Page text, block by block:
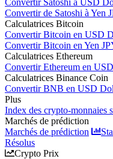
Convertir Satoshi à USD
Convertir de Satoshi à Yen
Calculatrices Bitcoin
Convertir Bitcoin en USD
Convertir Bitcoin en Yen
Calculatrices Ethereum
Convertir Ethereum en
Calculatrices Binance Coin
Convertir BNB en USD
Plus
Index des crypto-monnaies
Marchés de prédiction
Marchés de prédiction
Résolus
Crypto Prix